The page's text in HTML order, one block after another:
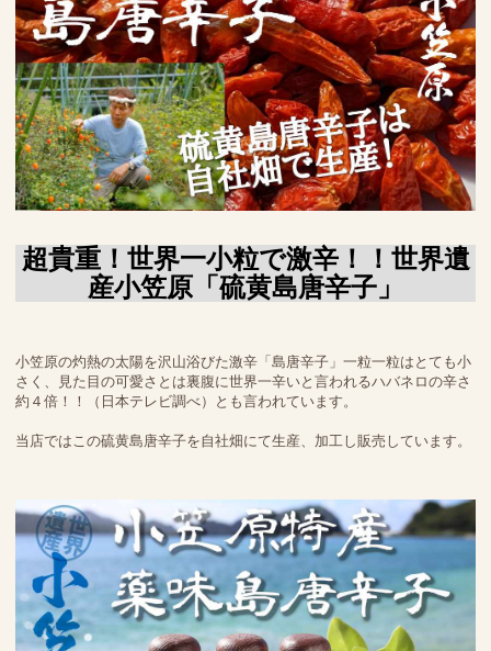
超貴重！世界一小粒で激辛！！世界遺
産小笠原「硫黄島唐辛子」
小笠原の灼熱の太陽を沢山浴びた激辛「島唐辛子」一粒一粒はとても小
さく、見た目の可愛さとは裏腹に世界一辛いと言われるハバネロの辛さ
約４倍！！（日本テレビ調べ）とも言われています。
当店ではこの硫黄島唐辛子を自社畑にて生産、加工し販売しています。